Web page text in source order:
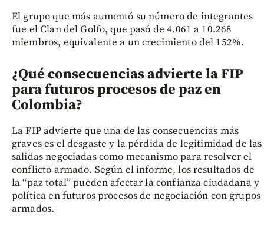
El grupo que más aumentó su número de integrantes
fue el Clan del Golfo, que pasó de 4.061 a 10.268
miembros, equivalente a un crecimiento del 152%.
¿Qué consecuencias advierte la FIP
para futuros procesos de paz en
Colombia?
La FIP advierte que una de las consecuencias más
graves es el desgaste y la pérdida de legitimidad de las
salidas negociadas como mecanismo para resolver el
conflicto armado. Según el informe, los resultados de
la “paz total” pueden afectar la confianza ciudadana y
política en futuros procesos de negociación con grupos
armados.